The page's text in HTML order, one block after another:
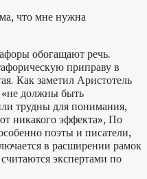
что мне нужна
обогащают речь.
приправу в
Как заметил Аристотель
«не должны быть
трудны для понимания,
никакого эффекта», По
поэты и писатели,
в расширении рамок
экспертами по